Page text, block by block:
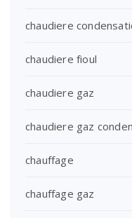
chaudiere
chaudiere fioul
chaudiere gaz
chaudiere gaz
chauffage
chauffage gaz